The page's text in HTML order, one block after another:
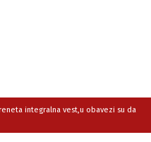
integralna vest,u obavezi su da